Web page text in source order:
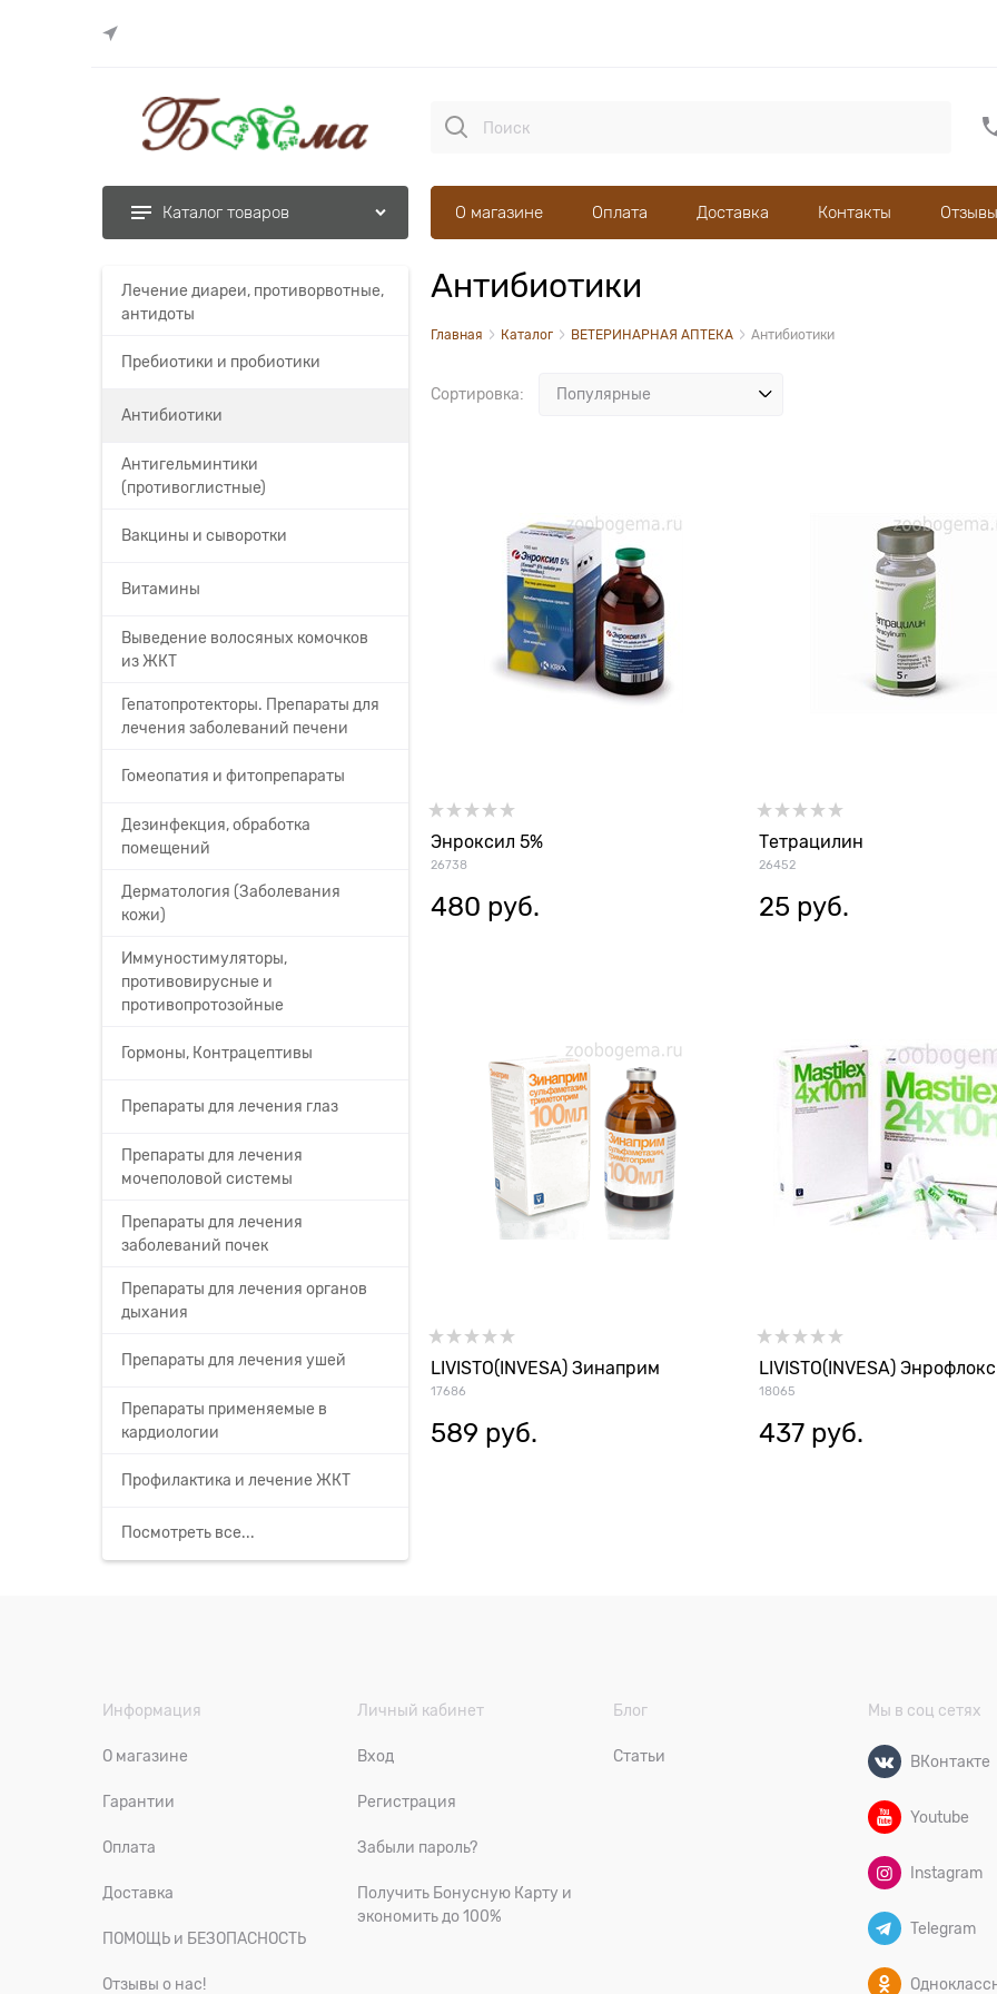
Каталог товаров О магазине Оплата Доставка Контакты
Лечение диареи, противорвотные,
антидоты
Пребиотики и пробиотики
Антибиотики
Антигельминтики
(противоглистные)
Вакцины и сыворотки
Витамины
Выведение волосяных комочков
из ЖКТ
Гепатопротекторы. Препараты для
лечения заболеваний печени
Гомеопатия и фитопрепараты
Дезинфекция, обработка
помещений
Дерматология (Заболевания
кожи)
Иммуностимуляторы,
противовирусные и
противопротозойные
Гормоны, Контрацептивы
Препараты для лечения глаз
Препараты для лечения
мочеполовой системы
Препараты для лечения
заболеваний почек
Препараты для лечения органов
дыхания
Препараты для лечения ушей
Препараты применяемые в
кардиологии
Профилактика и лечение ЖКТ
Посмотреть все...
Антибиотики
Главная Каталог ВЕТЕРИНАРНАЯ АПТЕКА Антибиотики
Сортировка:
Энроксил 5%
26738
480 руб.
Тетрацилин
26452
25 руб.
LIVISTO(INVESA) Зинаприм
17686
589 руб.
LIVISTO(INVESA)
18065
437 руб.
Информация
О магазине
Гарантии
Оплата
Доставка
ПОМОЩЬ и БЕЗОПАСНОСТЬ
Отзывы о нас!
Личный кабинет
Вход
Регистрация
Забыли пароль?
Получить Бонусную Карту и
экономить до 100%
Блог
Статьи
Мы в соц сетях
ВКонтакте
Youtube
Instagram
Telegram